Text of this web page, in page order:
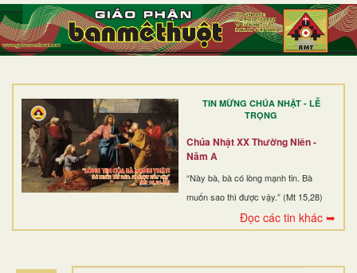
TIN MỪNG CHÚA NHẬT - LỄ
TRỌNG
Chúa Nhật XX Thường Niên -
Năm A
“Này bà, bà có lòng mạnh tin. Bà
muốn sao thì được vậy.” (Mt 15,28)
Đọc các tin khác ➥
TRANG NHẤT
GIỚI THIỆU
DÒNG TU
BAN MỤC VỤ
ĐOÀN THỂ CG
ĐIỂM HÀNH HƯƠNG